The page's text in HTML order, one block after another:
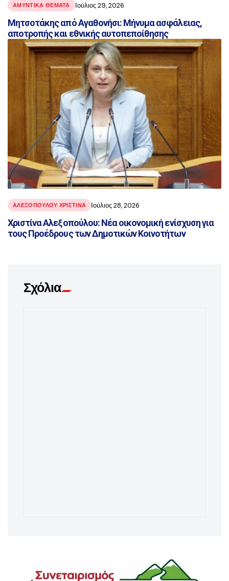
ΑΜΥΝΤΙΚΑ ΘΕΜΑΤΑ Ιούλιος 29, 2026
Μητσοτάκης από Αγαθονήσι: Μήνυμα ασφάλειας,
αποτροπής και εθνικής αυτοπεποίθησης
ΑΛΕΞΟΠΟΥΛΟΥ ΧΡΙΣΤΙΝΑ Ιούλιος 28, 2026
Χριστίνα Αλεξοπούλου: Νέα οικονομική ενίσχυση για
τους Προέδρους των Δημοτικών Κοινοτήτων
Σχόλια